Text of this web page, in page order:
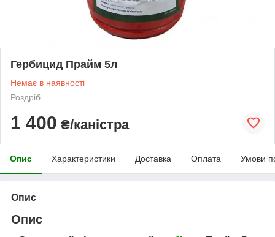
Гербицид Прайм 5л
Немає в наявності
Роздріб
1 400 ₴/каністра
Опис Характеристики Доставка Оплата Умови
Опис
Опис